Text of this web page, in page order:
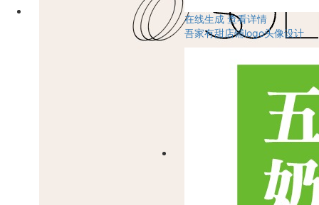
在线生成 查看详情
吾家有甜店铺logo头像设计